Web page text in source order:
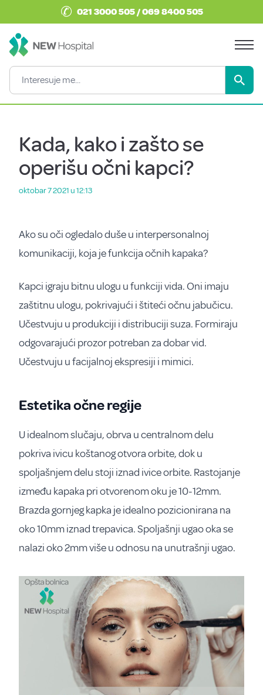
✆ 021 3000 505 / 069 8400 505
Kada, kako i zašto se
operišu očni kapci?
oktobar 7 2021 u 12:13
Ako su oči ogledalo duše u interpersonalnoj
komunikaciji, koja je funkcija očnih kapaka?
Kapci igraju bitnu ulogu u funkciji vida. Oni imaju
zaštitnu ulogu, pokrivajući i štiteći očnu jabučicu.
Učestvuju u produkciji i distribuciji suza. Formiraju
odgovarajući prozor potreban za dobar vid.
Učestvuju u facijalnoj ekspresiji i mimici.
Estetika očne regije
U idealnom slučaju, obrva u centralnom delu
pokriva ivicu koštanog otvora orbite, dok u
spoljašnjem delu stoji iznad ivice orbite. Rastojanje
između kapaka pri otvorenom oku je 10-12mm.
Brazda gornjeg kapka je idealno pozicionirana na
oko 10mm iznad trepavica. Spoljašnji ugao oka se
nalazi oko 2mm više u odnosu na unutrašnji ugao.